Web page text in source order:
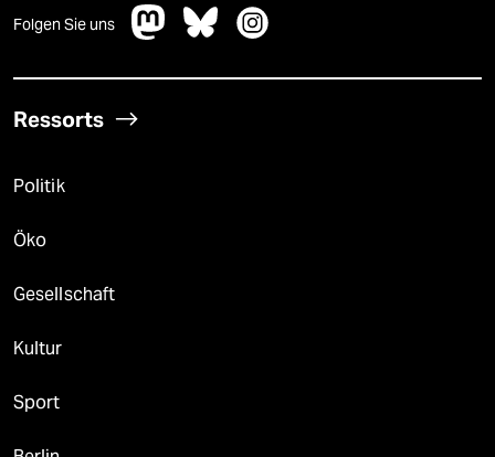
Folgen Sie uns
Ressorts
Politik
Öko
Gesellschaft
Kultur
Sport